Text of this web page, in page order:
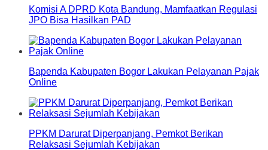
Komisi A DPRD Kota Bandung, Mamfaatkan Regulasi
JPO Bisa Hasilkan PAD
Bapenda Kabupaten Bogor Lakukan Pelayanan Pajak
Online
PPKM Darurat Diperpanjang, Pemkot Berikan
Relaksasi Sejumlah Kebijakan